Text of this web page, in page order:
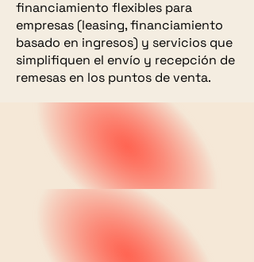
financiamiento flexibles para
empresas (leasing, financiamiento
basado en ingresos) y servicios que
simplifiquen el envío y recepción de
remesas en los puntos de venta.